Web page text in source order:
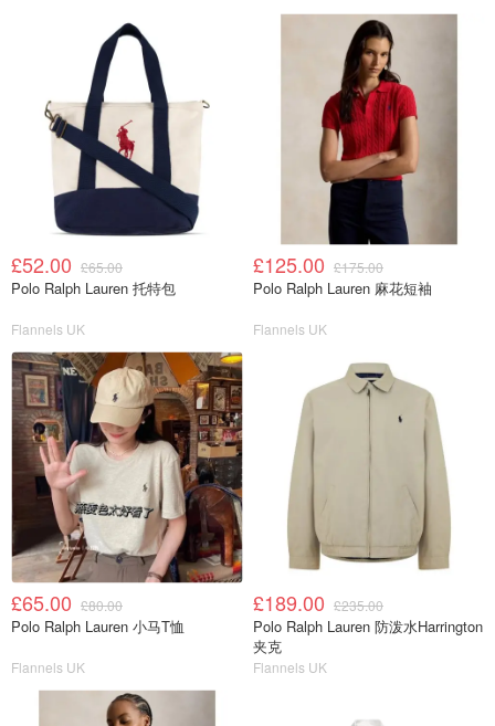
£52.00 £65.00
Polo Ralph Lauren 托特包
Flannels UK
£125.00 £175.00
Polo Ralph Lauren 麻花短袖
Flannels UK
£65.00 £80.00
Polo Ralph Lauren 小马T恤
Flannels UK
£189.00 £235.00
Polo Ralph Lauren 防泼水Harrington
夹克
Flannels UK